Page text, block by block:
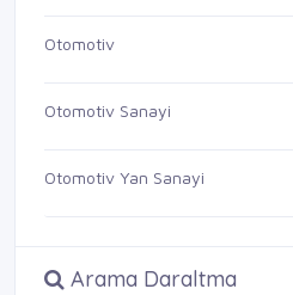
Otomotiv
Otomotiv Sanayi
Otomotiv Yan Sanayi
Arama Daraltma